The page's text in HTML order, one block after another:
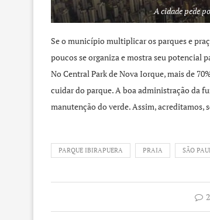
A cidade pede
Se o município multiplicar os parques e
poucos se organiza e mostra seu potencial
No Central Park de Nova Iorque, mais de
cuidar do parque. A boa administração da
manutenção do verde. Assim, acreditamos,
PARQUE IBIRAPUERA PRAIA SÃO